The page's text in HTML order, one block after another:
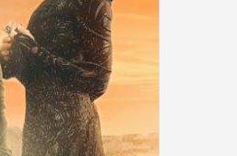
با
حیوانات
وحشی
!
تیر 13, 1397
رابطه جنسی